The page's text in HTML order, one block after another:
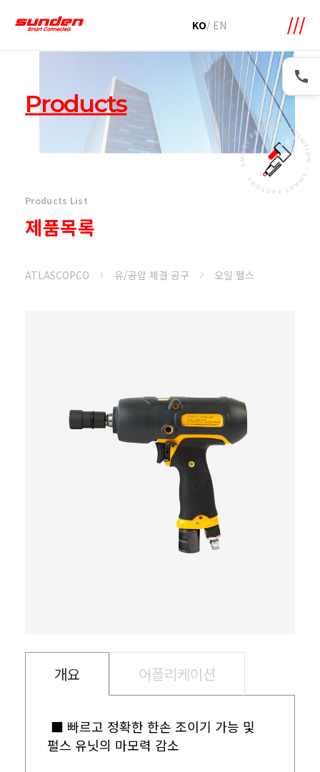
KO/ EN
Products
Products List
제품목록
ATLASCOPCO 유/공압 체결 공구 오일 펄스
개요 어플리케이션
■ 빠르고 정확한 한손 조이기 가능 및
펄스 유닛의 마모력 감소